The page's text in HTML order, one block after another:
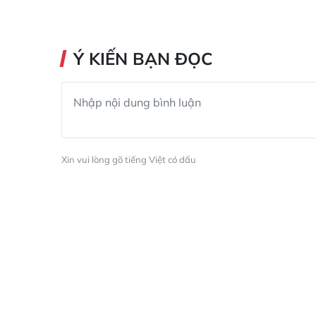
Ý KIẾN BẠN ĐỌC
Xin vui lòng gõ tiếng Việt có dấu